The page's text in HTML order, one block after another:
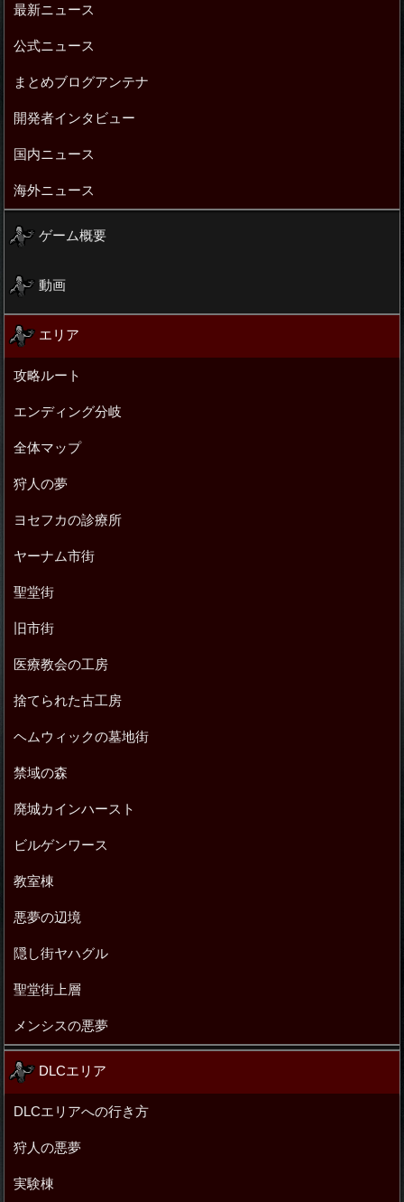
最新ニュース
公式ニュース
まとめブログアンテナ
開発者インタビュー
国内ニュース
海外ニュース
ゲーム概要
動画
エリア
攻略ルート
エンディング分岐
全体マップ
狩人の夢
ヨセフカの診療所
ヤーナム市街
聖堂街
旧市街
医療教会の工房
捨てられた古工房
ヘムウィックの墓地街
禁域の森
廃城カインハースト
ビルゲンワース
教室棟
悪夢の辺境
隠し街ヤハグル
聖堂街上層
メンシスの悪夢
DLCエリア
DLCエリアへの行き方
狩人の悪夢
実験棟